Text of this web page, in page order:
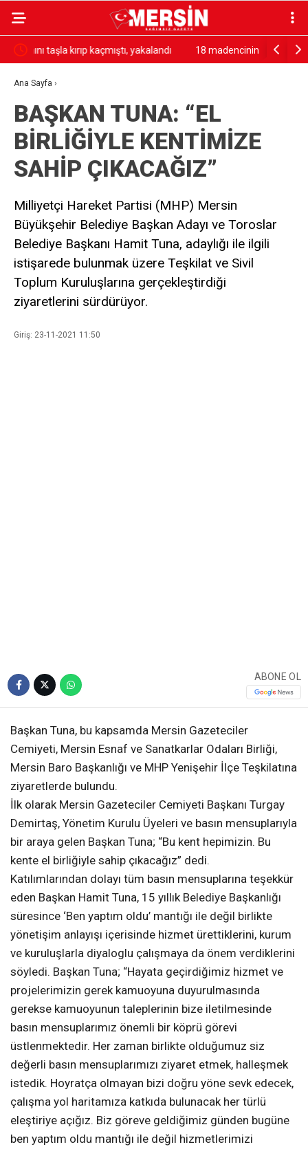
18 madencinin öldüğü olayın firari hükümlüsü
yakalandı
Ana Sayfa ›
BAŞKAN TUNA: “EL
BİRLİĞİYLE KENTİMİZE
SAHİP ÇIKACAĞIZ”
Milliyetçi Hareket Partisi (MHP) Mersin
Büyükşehir Belediye Başkan Adayı ve Toroslar
Belediye Başkanı Hamit Tuna, adaylığı ile ilgili
istişarede bulunmak üzere Teşkilat ve Sivil
Toplum Kuruluşlarına gerçekleştirdiği
ziyaretlerini sürdürüyor.
Giriş: 23-11-2021 11:50
ABONE OL
Başkan Tuna, bu kapsamda Mersin Gazeteciler
Cemiyeti, Mersin Esnaf ve Sanatkarlar Odaları Birliği,
Mersin Baro Başkanlığı ve MHP Yenişehir İlçe Teşkilatına
ziyaretlerde bulundu.
İlk olarak Mersin Gazeteciler Cemiyeti Başkanı Turgay
Demirtaş, Yönetim Kurulu Üyeleri ve basın mensuplarıyla
bir araya gelen Başkan Tuna; “Bu kent hepimizin. Bu
kente el birliğiyle sahip çıkacağız” dedi.
Katılımlarından dolayı tüm basın mensuplarına teşekkür
eden Başkan Hamit Tuna, 15 yıllık Belediye Başkanlığı
süresince ‘Ben yaptım oldu’ mantığı ile değil birlikte
yönetişim anlayışı içerisinde hizmet ürettiklerini, kurum
ve kuruluşlarla diyaloglu çalışmaya da önem verdiklerini
söyledi. Başkan Tuna; “Hayata geçirdiğimiz hizmet ve
projelerimizin gerek kamuoyuna duyurulmasında
gerekse kamuoyunun taleplerinin bize iletilmesinde
basın mensuplarımız önemli bir köprü görevi
üstlenmektedir. Her zaman birlikte olduğumuz siz
değerli basın mensuplarımızı ziyaret etmek, halleşmek
istedik. Hoyratça olmayan bizi doğru yöne sevk edecek,
çalışma yol haritamıza katkıda bulunacak her türlü
eleştiriye açığız. Biz göreve geldiğimiz günden bugüne
ben yaptım oldu mantığı ile değil hizmetlerimizi